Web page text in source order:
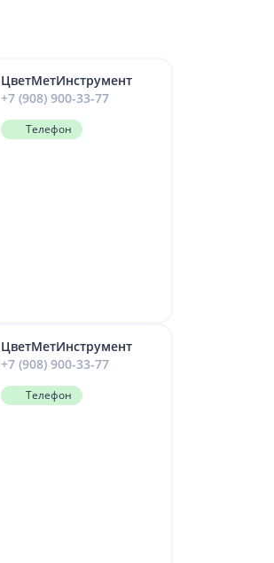
ЦветМетИнструмент
+7 (908) 900-33-77
Телефон
ЦветМетИнструмент
+7 (908) 900-33-77
Телефон